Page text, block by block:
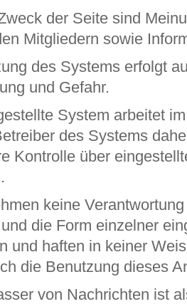
der Seite sind
Mitgliedern sowie
des Systems erfolgt
und Gefahr.
System arbeitet
des Systems
Kontrolle über
keine
die Form einzelner
und haften in keiner
die Benutzung dieses
von Nachrichten ist